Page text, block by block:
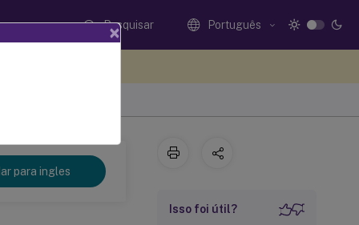
Pesquisar Português
para ingles
Isso foi útil?
×